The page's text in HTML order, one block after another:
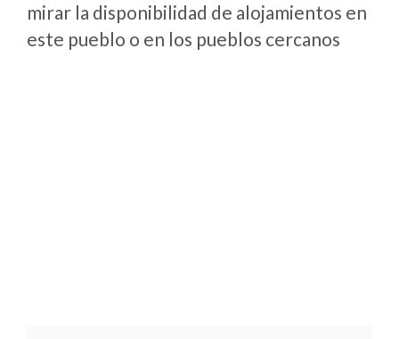
mirar la disponibilidad de alojamientos en
este pueblo o en los pueblos cercanos